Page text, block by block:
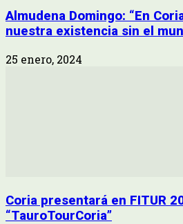
Almudena Domingo: “En
nuestra existencia sin el
25 enero, 2024
Coria presentará en FITUR
“TauroTourCoria”